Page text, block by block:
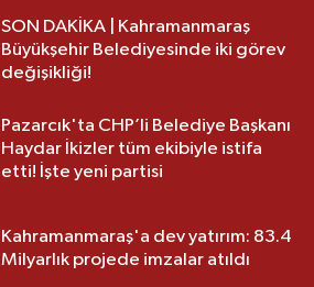
SON DAKİKA | Kahramanmaraş
Büyükşehir Belediyesinde iki görev
değişikliği!
Pazarcık'ta CHP’li Belediye Başkanı
Haydar İkizler tüm ekibiyle istifa
etti! İşte yeni partisi
Kahramanmaraş'a dev yatırım: 83.4
Milyarlık projede imzalar atıldı